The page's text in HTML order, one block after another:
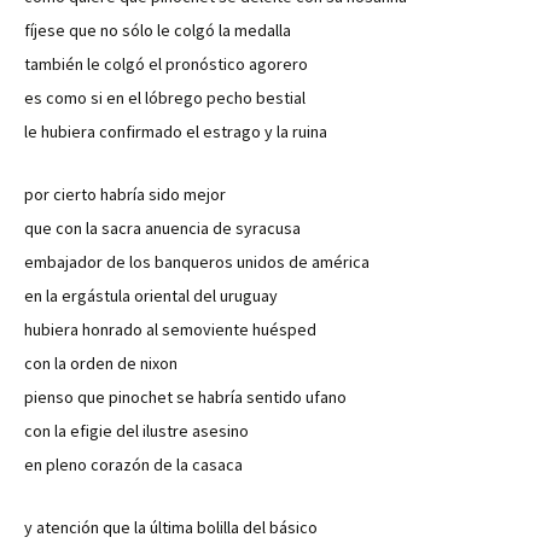
fíjese que no sólo le colgó la medalla
también le colgó el pronóstico agorero
es como si en el lóbrego pecho bestial
le hubiera confirmado el estrago y la ruina
por cierto habría sido mejor
que con la sacra anuencia de syracusa
embajador de los banqueros unidos de américa
en la ergástula oriental del uruguay
hubiera honrado al semoviente huésped
con la orden de nixon
pienso que pinochet se habría sentido ufano
con la efigie del ilustre asesino
en pleno corazón de la casaca
y atención que la última bolilla del básico